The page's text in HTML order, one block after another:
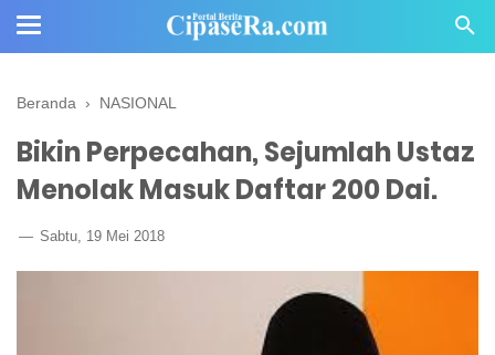
Beranda › NASIONAL
Bikin Perpecahan, Sejumlah Ustaz
Menolak Masuk Daftar 200 Dai.
Sabtu, 19 Mei 2018